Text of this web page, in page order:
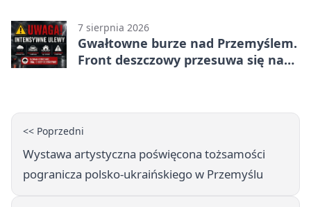
7 sierpnia 2026
Gwałtowne burze nad Przemyślem.
Front deszczowy przesuwa się na
<< Poprzedni
Wystawa artystyczna poświęcona tożsamości
pogranicza polsko-ukraińskiego w Przemyślu